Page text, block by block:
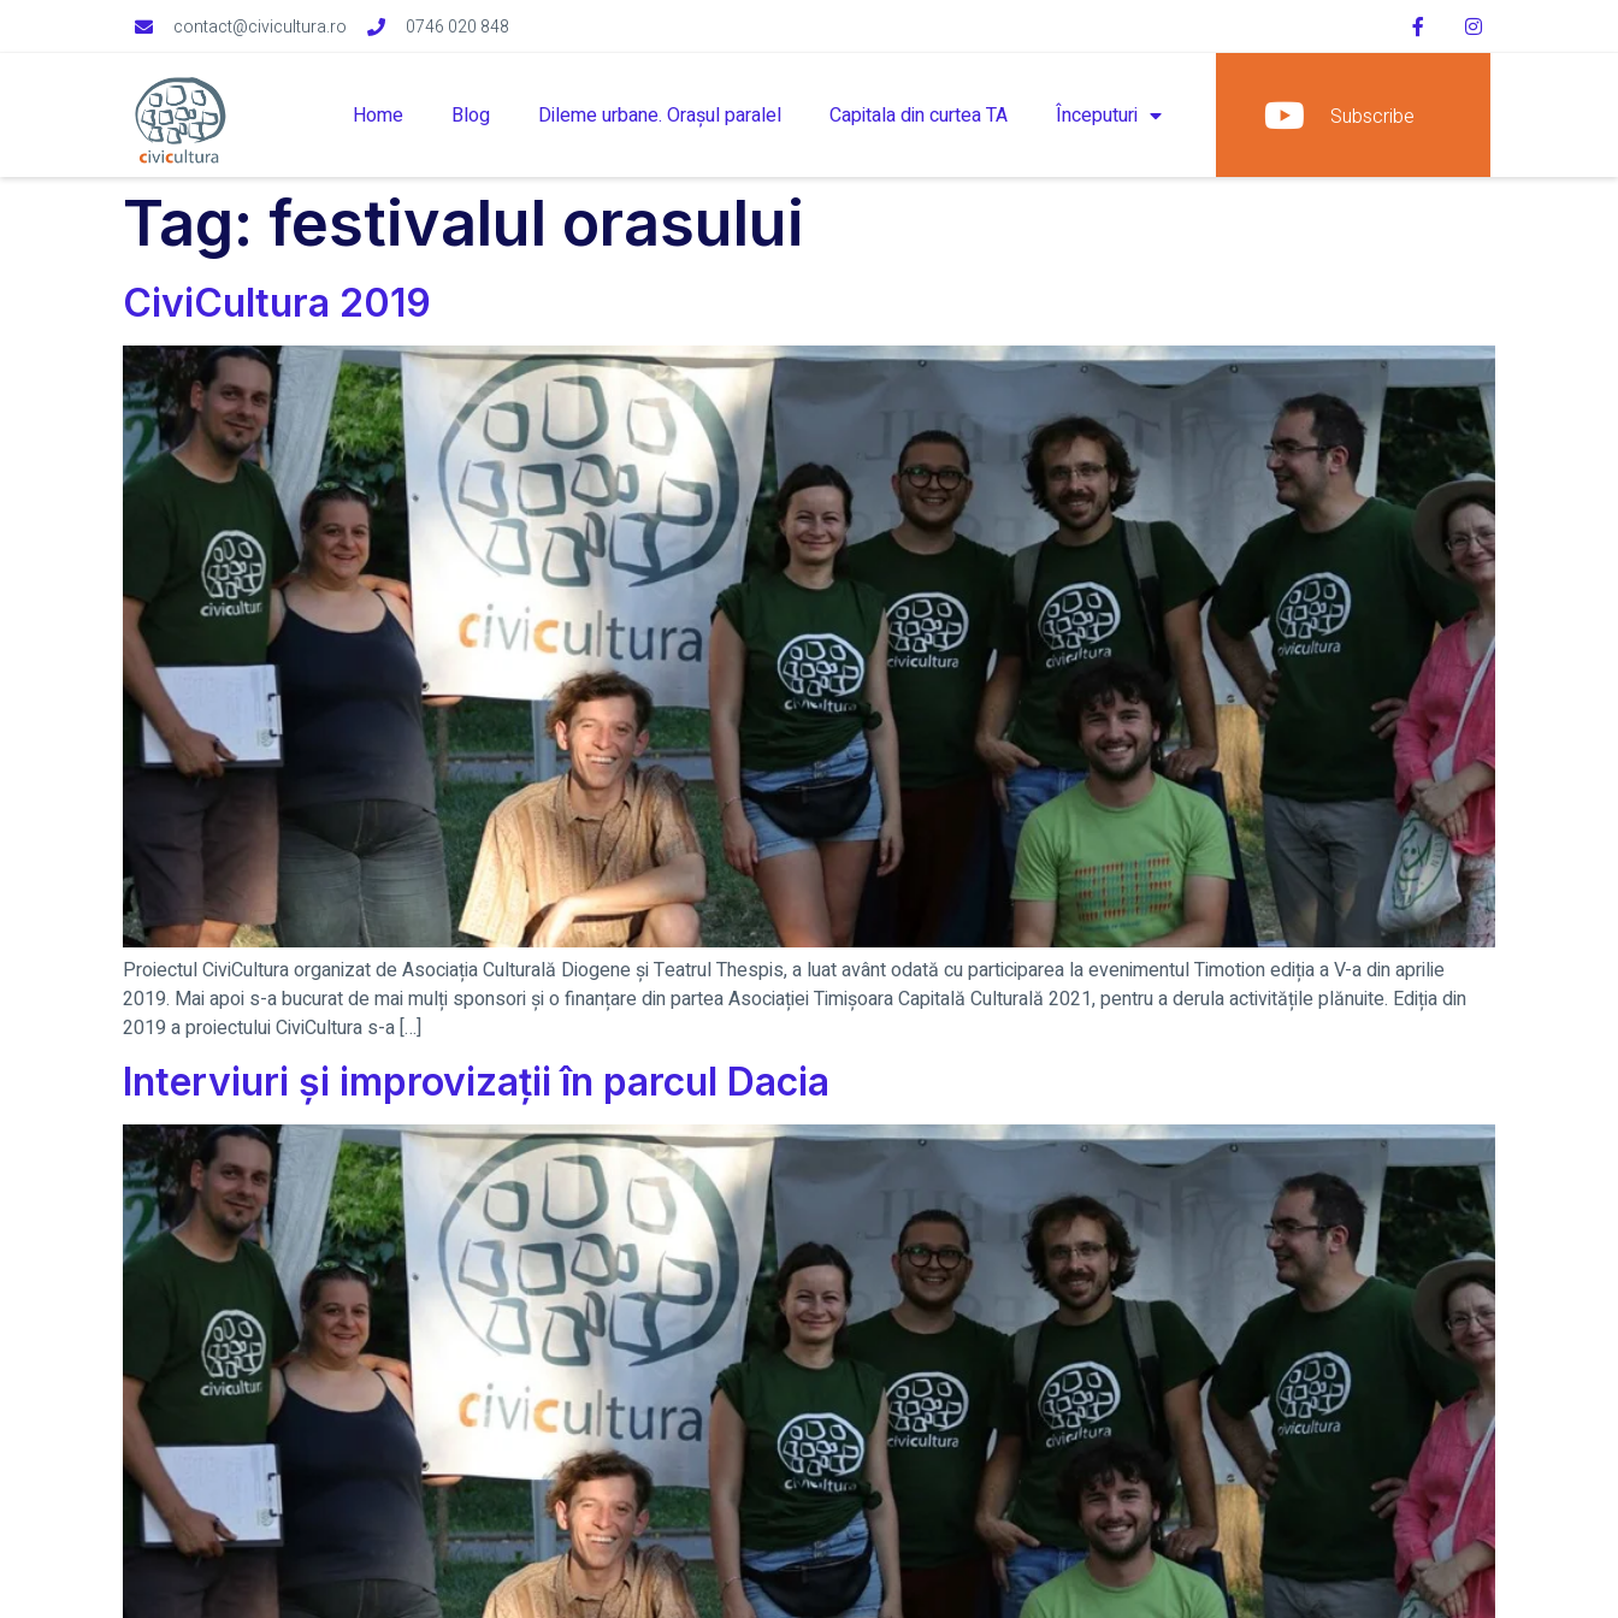
contact@civicultura.ro 0746 020 848
Home Blog Dileme urbane. Orașul paralel Capitala din curtea TA Începuturi Subscribe
Tag: festivalul orasului
CiviCultura 2019
Proiectul CiviCultura organizat de Asociația Culturală Diogene și Teatrul Thespis, a luat avânt odată cu participarea la evenimentul Timotion ediția a V-a din aprilie
2019. Mai apoi s-a bucurat de mai mulți sponsori și o finanțare din partea Asociației Timișoara Capitală Culturală 2021, pentru a derula activitățile plănuite. Ediția din
2019 a proiectului CiviCultura s-a […]
Interviuri și improvizații în parcul Dacia